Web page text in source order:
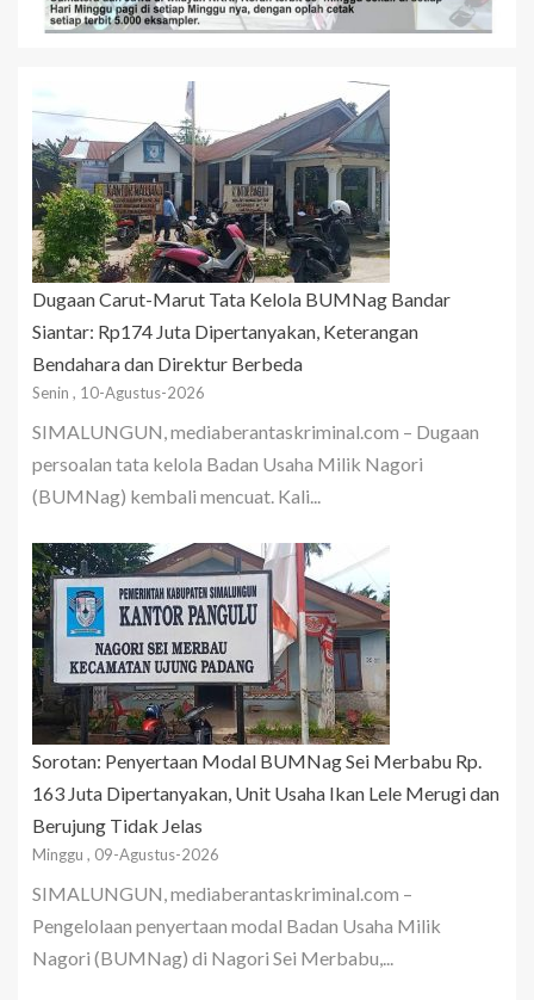
Dugaan Carut-Marut Tata Kelola BUMNag Bandar
Siantar: Rp174 Juta Dipertanyakan, Keterangan
Bendahara dan Direktur Berbeda
Senin , 10-Agustus-2026
SIMALUNGUN, mediaberantaskriminal.com – Dugaan
persoalan tata kelola Badan Usaha Milik Nagori
(BUMNag) kembali mencuat. Kali...
Sorotan: Penyertaan Modal BUMNag Sei Merbabu Rp.
163 Juta Dipertanyakan, Unit Usaha Ikan Lele Merugi dan
Berujung Tidak Jelas
Minggu , 09-Agustus-2026
SIMALUNGUN, mediaberantaskriminal.com –
Pengelolaan penyertaan modal Badan Usaha Milik
Nagori (BUMNag) di Nagori Sei Merbabu,...